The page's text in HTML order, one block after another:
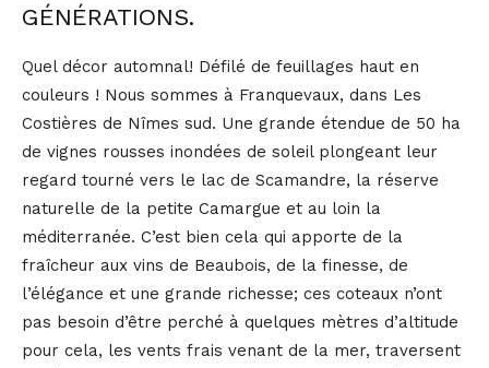
GÉNÉRATIONS.
Quel décor automnal! Défilé de feuillages haut en
couleurs ! Nous sommes à Franquevaux, dans Les
Costières de Nîmes sud. Une grande étendue de 50 ha
de vignes rousses inondées de soleil plongeant leur
regard tourné vers le lac de Scamandre, la réserve
naturelle de la petite Camargue et au loin la
méditerranée. C’est bien cela qui apporte de la
fraîcheur aux vins de Beaubois, de la finesse, de
l’élégance et une grande richesse; ces coteaux n’ont
pas besoin d’être perché à quelques mètres d’altitude
pour cela, les vents frais venant de la mer, traversent